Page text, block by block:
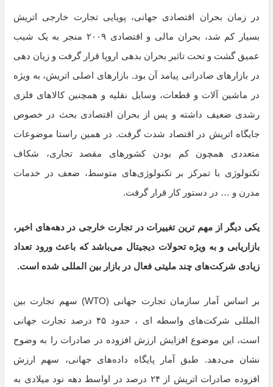
در زمان بحران اقتصادی جهانی، پویایی تجارت خارجی اتریش
بسیار کم شد، بحران مالی و اقتصادی ۲۰۰۹ منجر به یک شیب
عمیق گشت و تحت تاثیر بحران بدهی اروپا قرار گرفت و زیان دهی
در بازارهای صادراتی پیامد آن بود. بازارهای اصلی اتریش، به ویژه
در ماشین آلات و قطعات، وسایل نقلیه و همچنین کالاهای فلزی
رشدی ضعیف داشته و پس از بحران اقتصادی بحث در خصوص
جایگاه اتریش در اقتصاد شدت گرفت. در همین راستا موضوعات
متعددی همچون کم بودن کشورهای مقصد تجاری، شکاف
تکنولوژی با تمرکز بر تکنولوژی‌های متوسط، ضعف در خدمات
مدرن و … در دستور کار قرار گرفت.
یکی دیگر از مهم ترین تغییرات در تجارت خارجی در دهه‌های اخیر،
بازاریابی و به ویژه تحولات دیجیتال می‌باشد که باعث ورود تعداد
زیادی شرکت‌های چند ملیتی فعال در بازار بین المللی شده است.
بر اساس آمار سازمان تجارت جهانی (WTO) سهم تجارت بین
المللی شرکت‌های واسطه ای ، حدود ۴۵ درصد تجارت جهانی
است، این موضوع افزایش ارزش افزوده در صادرات را به وضوح
نشان می‌دهد. طبق آمار پایگاه داده‌های جهانی، سهم ارزش
افزوده صادرات اتریش از ۲۴ درصد در اواسط دهه نود میلادی به